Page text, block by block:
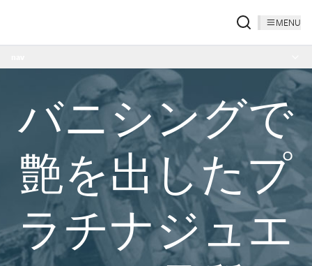
MENU
バニシングで
艶を出したプ
ラチナジュエ